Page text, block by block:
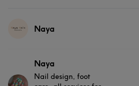
Naya
ServicesNaya
Nail design, foot